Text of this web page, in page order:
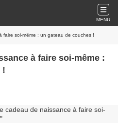
MENU
soi-même : un gateau de couches !
à faire soi-même :
!